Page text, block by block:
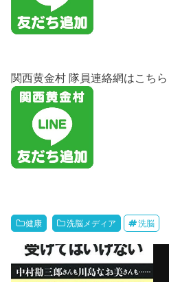
関西黄金村 隊員連絡網はこちら
健康 洗脳メディア 洗脳